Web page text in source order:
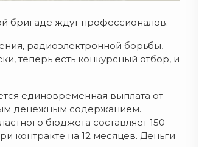
бригаде ждут профессионалов.
радиоэлектронной борьбы,
теперь есть конкурсный отбор, и
единовременная выплата от
денежным содержанием.
бюджета составляет 150
контракте на 12 месяцев. Деньги